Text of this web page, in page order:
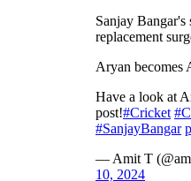
Sanjay Bangar's
replacement
Aryan becomes
Have a look at
post!#Cricket
#SanjayBangar
— Amit T
10, 2024